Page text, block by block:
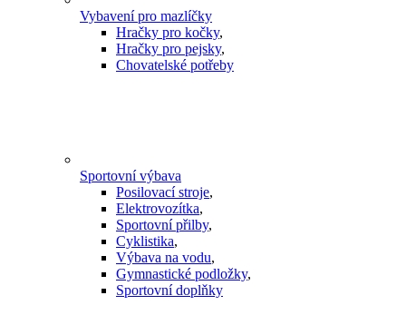
Vybavení pro mazlíčky
Hračky pro kočky,
Hračky pro pejsky,
Chovatelské potřeby
Sportovní výbava
Posilovací stroje,
Elektrovozítka,
Sportovní přilby,
Cyklistika,
Výbava na vodu,
Gymnastické podložky,
Sportovní doplňky